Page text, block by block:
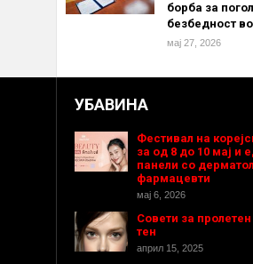
борба за
безбедност
мај 27, 2026
УБАВИНА
Фестивал на
за од 8 до 10 мај и
панели со
фармацевти
мај 6, 2026
Совети за
тен
април 15, 2025